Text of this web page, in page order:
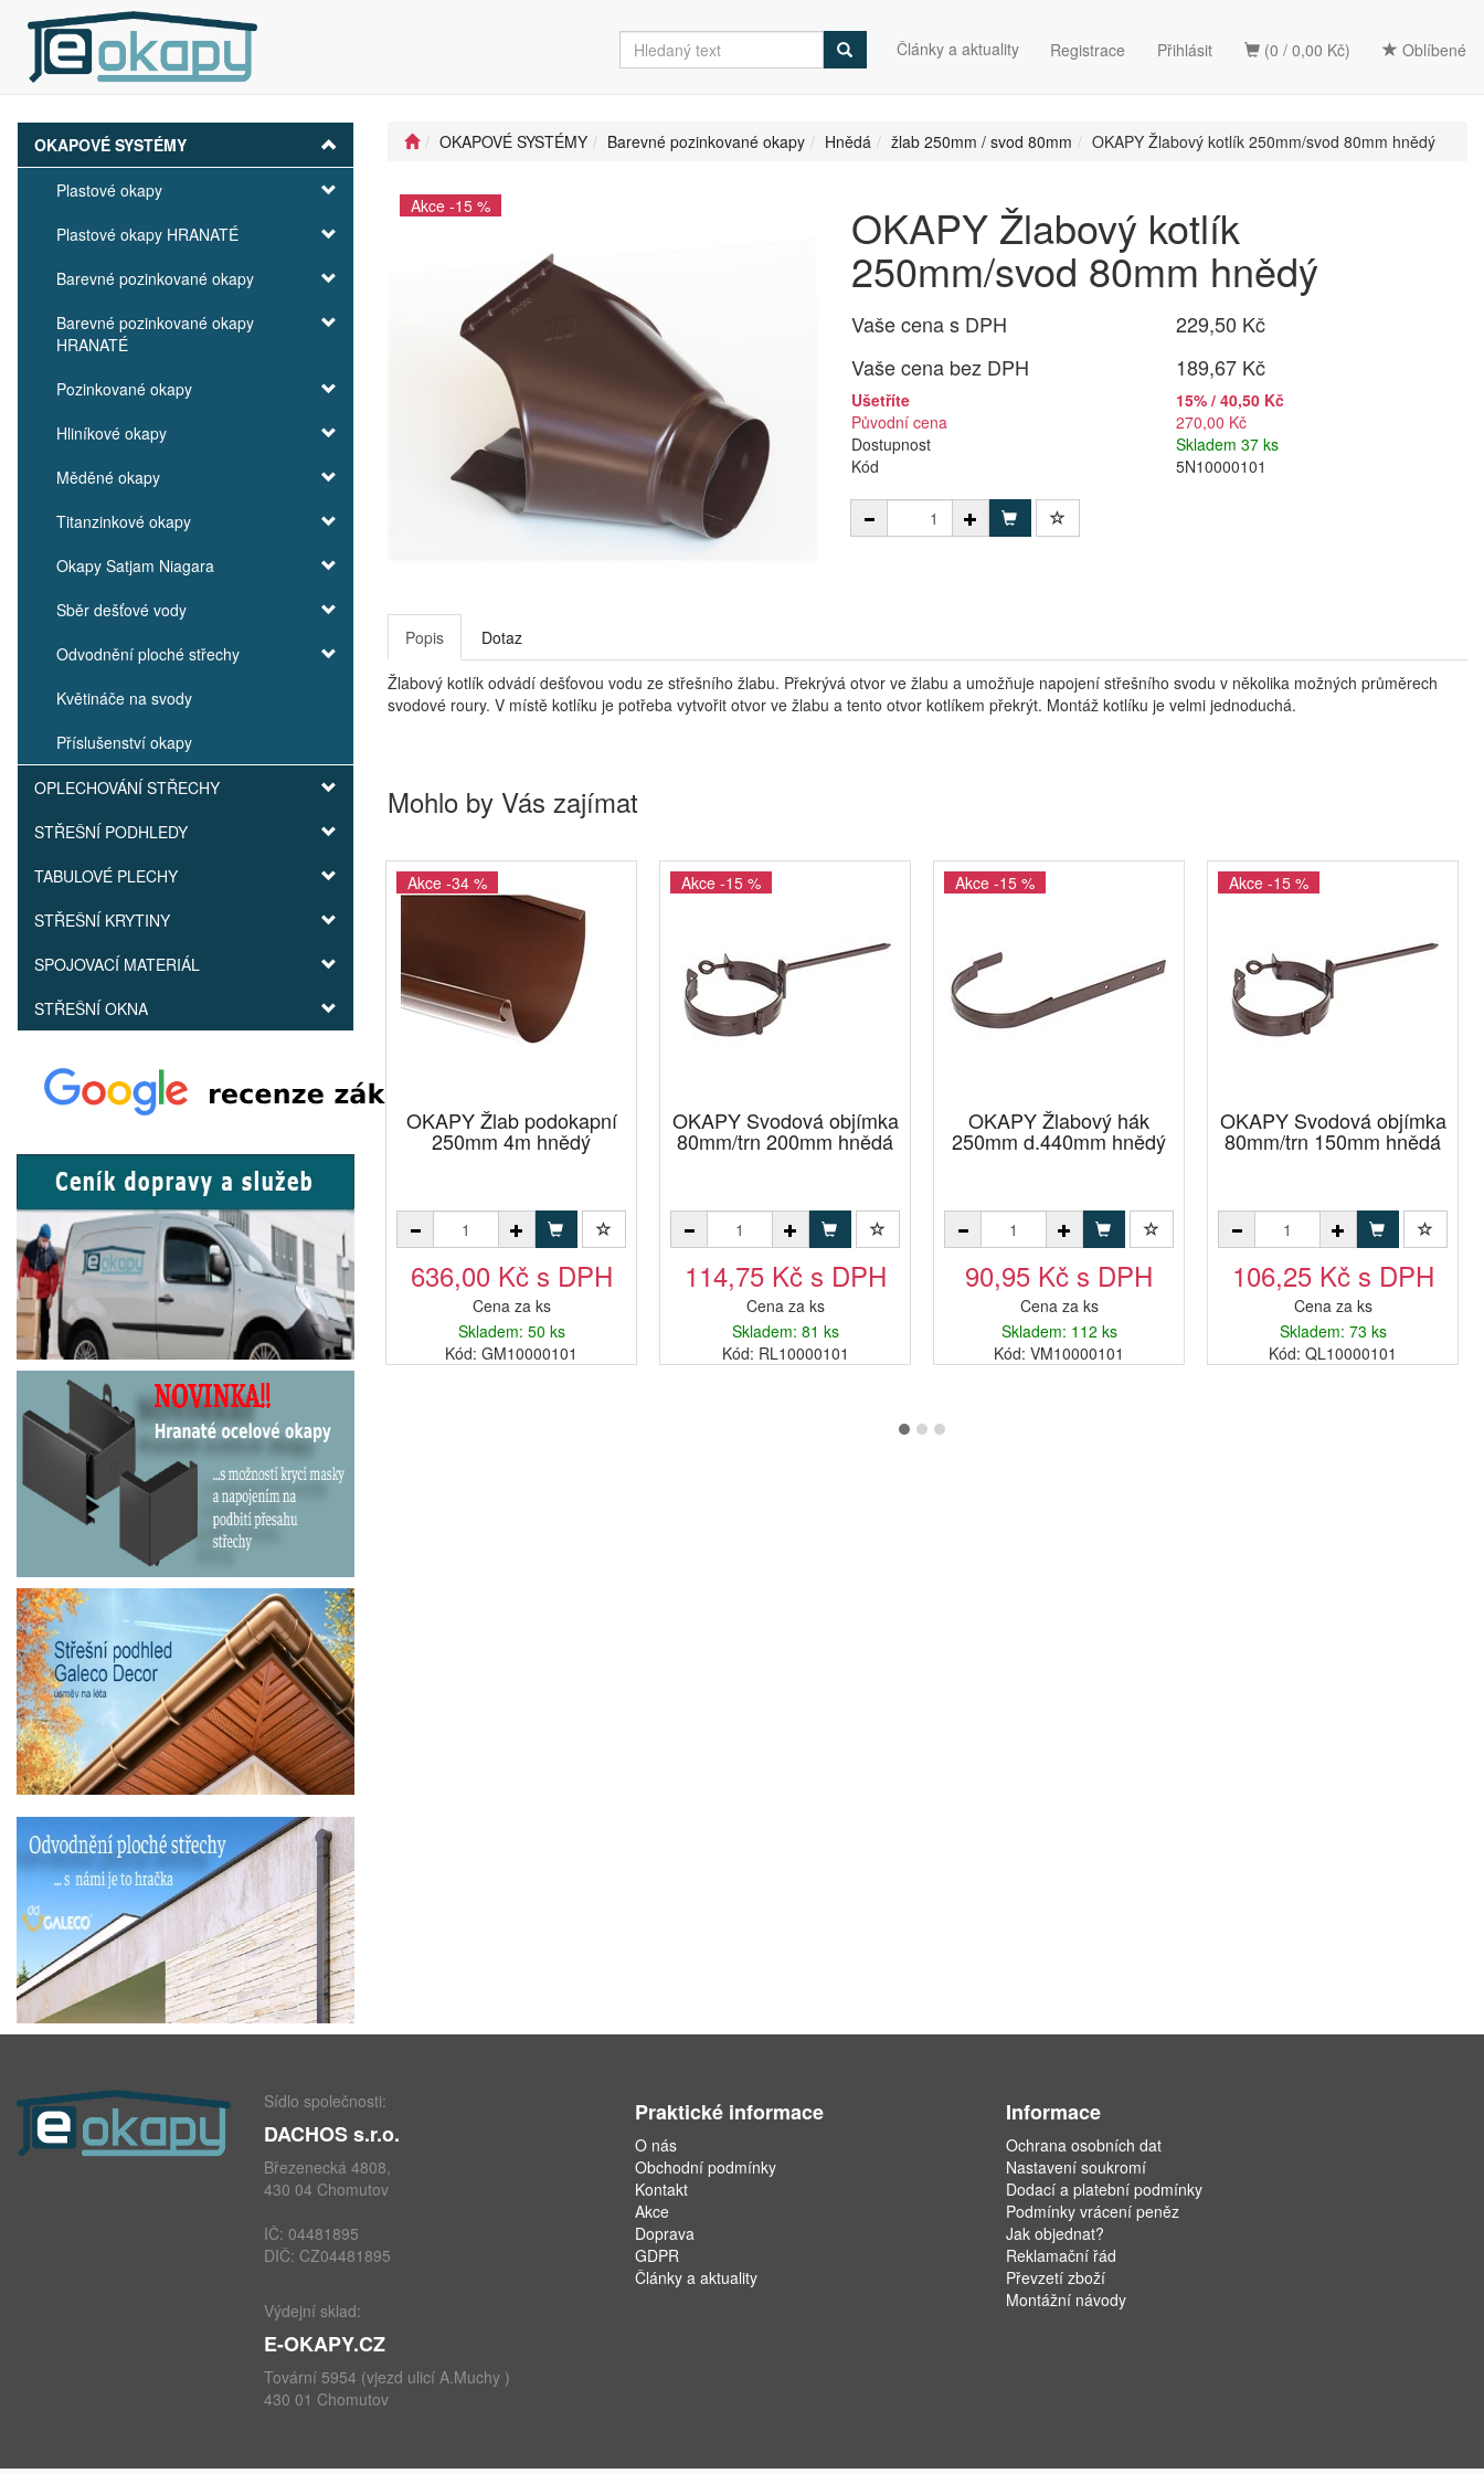
(0 / 0,00 Kč) Oblíbené
Články a aktuality Registrace Přihlásit
OKAPOVÉ SYSTÉMY
Plastové okapy
Plastové okapy HRANATÉ
Barevné pozinkované okapy
Barevné pozinkované okapy
HRANATÉ
Pozinkované okapy
Hliníkové okapy
Měděné okapy
Titanzinkové okapy
Okapy Satjam Niagara
Sběr dešťové vody
Odvodnění ploché střechy
Květináče na svody
Příslušenství okapy
OPLECHOVÁNÍ STŘECHY
STŘEŠNÍ PODHLEDY
TABULOVÉ PLECHY
STŘEŠNÍ KRYTINY
SPOJOVACÍ MATERIÁL
STŘEŠNÍ OKNA
OKAPOVÉ SYSTÉMY Barevné pozinkované okapy Hnědá žlab 250mm / svod 80mm OKAPY Žlabový kotlík 250mm/svod 80mm hnědý
Akce -15 % OKAPY Žlabový kotlík
250mm/svod 80mm hnědý
Vaše cena s DPH
229,50 Kč
Vaše cena bez DPH
189,67 Kč
Ušetříte
15% / 40,50 Kč
Původní cena
270,00 Kč
Dostupnost
Skladem 37 ks
Kód
5N10000101
Popis Dotaz
Žlabový kotlík odvádí dešťovou vodu ze střešního žlabu. Překrývá otvor ve žlabu a umožňuje napojení střešního svodu v několika možných průměrech
svodové roury. V místě kotlíku je potřeba vytvořit otvor ve žlabu a tento otvor kotlíkem překrýt. Montáž kotlíku je velmi jednoduchá.
Mohlo by Vás zajímat
Akce -34 %
OKAPY Žlab podokapní
250mm 4m hnědý
636,00 Kč s DPH
Cena za ks
Skladem: 50 ks
Kód: GM10000101
Akce -15 %
OKAPY Svodová objímka
80mm/trn 200mm hnědá
114,75 Kč s DPH
Cena za ks
Skladem: 81 ks
Kód: RL10000101
Akce -15 %
OKAPY Žlabový hák
250mm d.440mm hnědý
90,95 Kč s DPH
Cena za ks
Skladem: 112 ks
Kód: VM10000101
Akce -15 %
OKAPY Svodová objímka
80mm/trn 150mm hnědá
106,25 Kč s DPH
Cena za ks
Skladem: 73 ks
Kód: QL10000101
Sídlo společnosti:
DACHOS s.r.o.
Březenecká 4808,
430 04 Chomutov
IČ: 04481895
DIČ: CZ04481895
Výdejní sklad:
E-OKAPY.CZ
Tovární 5954 (vjezd ulicí A.Muchy )
430 01 Chomutov
Praktické informace
O nás
Obchodní podmínky
Kontakt
Akce
Doprava
GDPR
Články a aktuality
Informace
Ochrana osobních dat
Nastavení soukromí
Dodací a platební podmínky
Podmínky vrácení peněz
Jak objednat?
Reklamační řád
Převzetí zboží
Montážní návody